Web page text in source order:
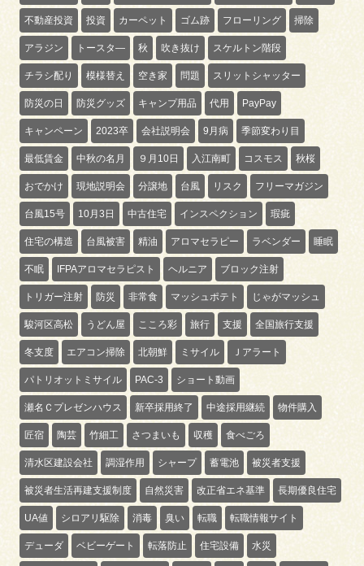
不動産投資 投資 カーペット ゴム跡 フローリング 掃除
アラジン トースタ― 秋 吹き抜け スケルトン階段
チラシ配り 模様替え 空き家 問題 スリットシャッター
防災の日 防災グッズ キャンプ用品 代用 PayPay
キャンペーン 2023卒 会社説明会 9月病 季節変わり目
最低賃金 中秋の名月 ９月10日 入江南町 コスモス 秋桜
おでかけ 現地説明会 分譲地 台風 リスク フリーマガジン
台風15号 10月3日 中古住宅 インスペクション 瑕疵
住宅の構造 台風被害 精油 アロマセラピー ラベンダー 睡眠
不眠 IFPAアロマセラピスト ヘルニア ブロック注射
トリガー注射 防災 非常食 マッシュポテト じゃがマッシュ
駿河区高松 うどん屋 こころ彩 旅行 支援 全国旅行支援
冬支度 エアコン掃除 北朝鮮 ミサイル Ｊアラート
パトリオットミサイル PAC-3 ショート動画
瀬名Ｃプレゼンハウス 新卒採用終了 中途採用継続 物件購入
匠宿 陶芸 竹細工 さつまいも 収穫 食べごろ
清水区建設会社 調湿作用 シャープ 蓄電池 被災者支援
被災者生活再建支援制度 自然災害 改正省エネ基準 長期優良住宅
UA値 シロアリ駆除 消毒 臭い 転職 転職情報サイト
デューダ ベビーゲート 転落防止 住宅設備 水災